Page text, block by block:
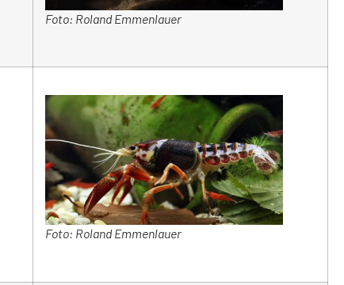
Foto: Roland Emmenlauer
Foto: Roland Emmenlauer